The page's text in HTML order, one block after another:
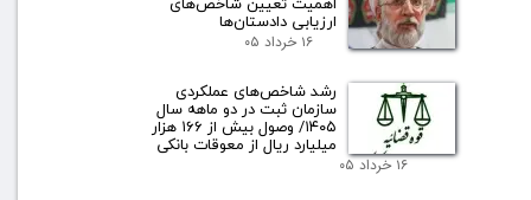
ارزیابی دادستان‌ها
۱۶ خرداد ۰۵
رشد شاخص‌های عملکردی
سازمان ثبت در دو ماهه سال
۱۴۰۵/ وصول بیش از ۱۶۶ هزار
میلیارد ریال از معوقات بانکی
۱۶ خرداد ۰۵